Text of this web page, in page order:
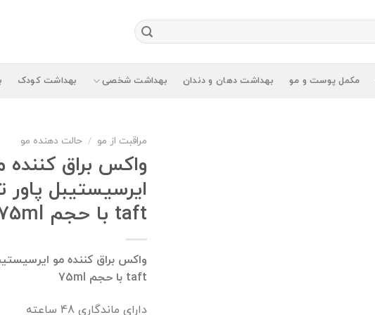
مکمل پوست و مو بهداشت دهان و دندان بهداشت شخصی بهداشت کودک
مراقبت از مو / حالت دهنده مو
واکس براق کننده
ایرسیستیبل
taft با حجم 75ml
واکس براق کننده مو
taft با حجم 75ml
دارای ماندگاری 48 ساعته